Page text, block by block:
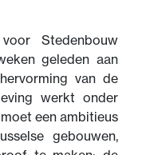
Stedenbouw
geleden aan
van de
werkt onder
een ambitieus
gebouwen,